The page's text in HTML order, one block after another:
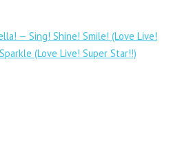
— Sing! Shine! Smile! (Love Live!
(Love Live! Super Star!!)